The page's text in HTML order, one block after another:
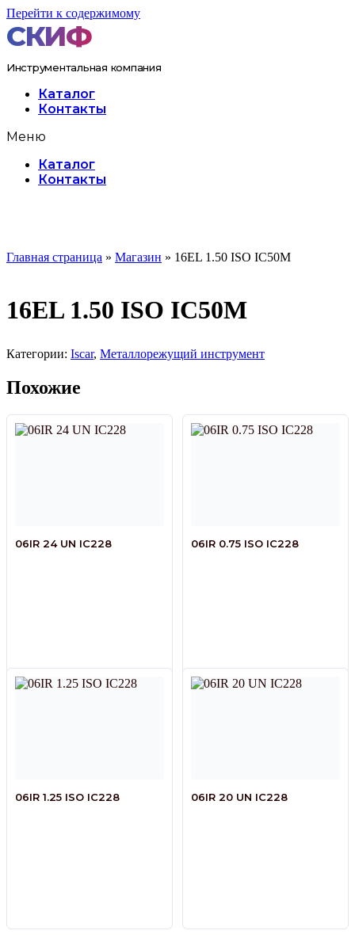
Перейти к содержимому
Инструментальная компания
Каталог
Контакты
Меню
Каталог
Контакты
Главная страница » Магазин » 16EL 1.50 ISO IC50M
16EL 1.50 ISO IC50M
Категории: Iscar, Металлорежущий инструмент
Похожие
06IR 24 UN IC228 06IR 0.75 ISO IC228
06IR 1.25 ISO IC228 06IR 20 UN IC228